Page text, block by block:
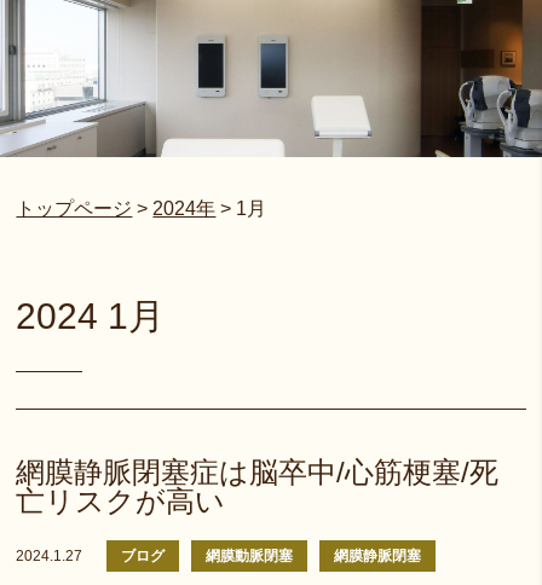
トップページ > 2024年 > 1月
2024 1月
網膜静脈閉塞症は脳卒中/心筋梗塞/死
亡リスクが高い
2024.1.27 ブログ 網膜動脈閉塞 網膜静脈閉塞